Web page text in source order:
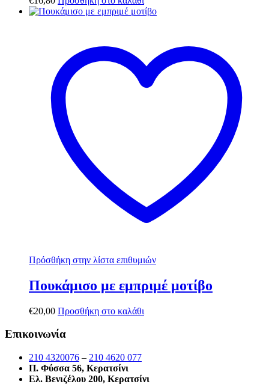
Πρόσθήκη στην λίστα επιθυμιών
Πουκάμισο με εμπριμέ μοτίβο
€20,00 Προσθήκη στο καλάθι
Επικοινωνία
210 4320076 – 210 4620 077
Π. Φύσσα 56, Κερατσίνι
Ελ. Βενιζέλου 200, Κερατσίνι